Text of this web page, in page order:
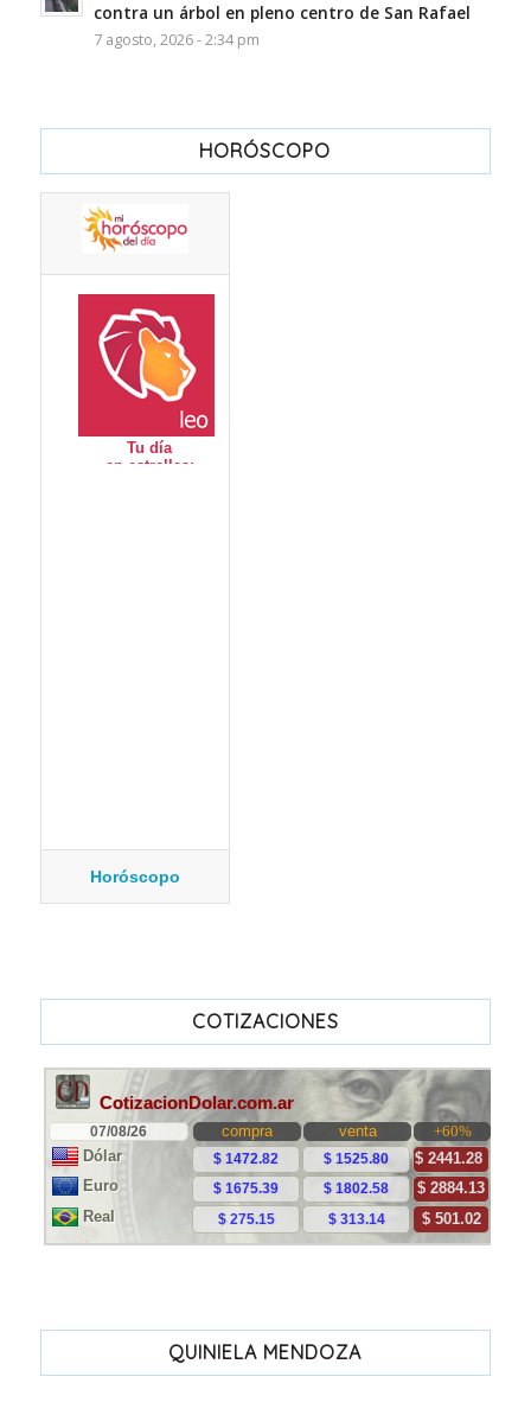
contra un árbol en pleno centro de San Rafael
7 agosto, 2026 - 2:34 pm
HORÓSCOPO
Horóscopo
COTIZACIONES
QUINIELA MENDOZA